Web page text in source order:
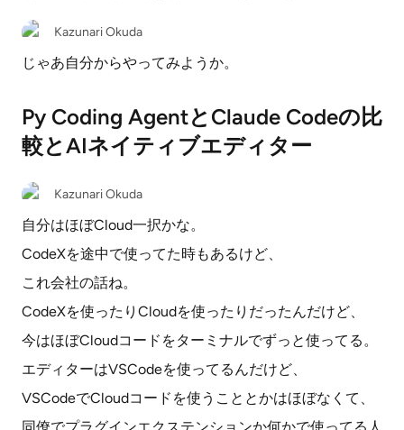
Kazunari Okuda
じゃあ自分からやってみようか。
Py Coding AgentとClaude Codeの比
較とAIネイティブエディター
Kazunari Okuda
自分はほぼCloud一択かな。
CodeXを途中で使ってた時もあるけど、
これ会社の話ね。
CodeXを使ったりCloudを使ったりだったんだけど、
今はほぼCloudコードをターミナルでずっと使ってる。
エディターはVSCodeを使ってるんだけど、
VSCodeでCloudコードを使うこととかはほぼなくて、